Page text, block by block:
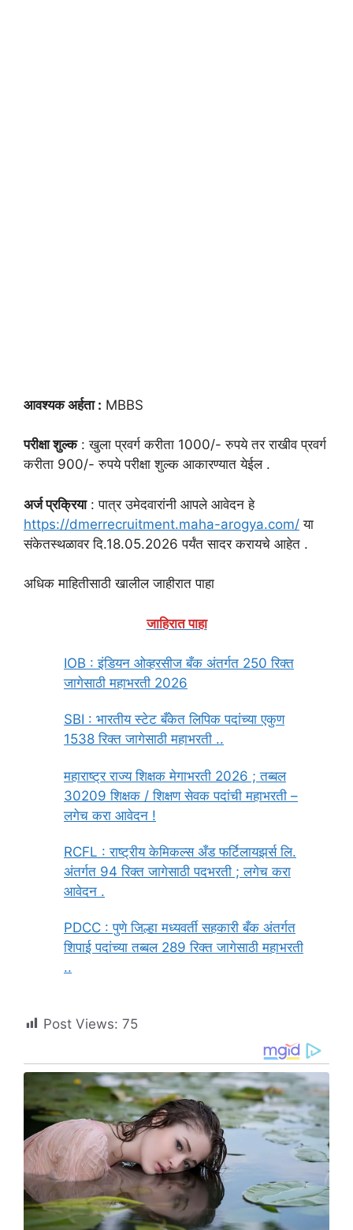
आवश्यक अर्हता : MBBS
परीक्षा शुल्क: खुला प्रवर्ग करीता 1000/- रुपये तर राखीव प्रवर्ग
करीता 900/- रुपये परीक्षा शुल्क आकारण्यात येईल .
अर्ज प्रक्रिया: पात्र उमेदवारांनी आपले आवेदन हे
https://dmerrecruitment.maha-arogya.com/ या
संकेतस्थळावर दि.18.05.2026 पर्यंत सादर करायचे आहेत .
अधिक माहितीसाठी खालील जाहीरात पाहा
जाहिरात पाहा
IOB : इंडियन ओव्हरसीज बँक अंतर्गत 250 रिक्त
जागेसाठी महाभरती 2026
SBI : भारतीय स्टेट बँकेत लिपिक पदांच्या एकुण
1538 रिक्त जागेसाठी महाभरती ..
महाराष्ट्र राज्य शिक्षक मेगाभरती 2026 ; तब्बल
30209 शिक्षक / शिक्षण सेवक पदांची महाभरती –
लगेच करा आवेदन !
RCFL : राष्ट्रीय केमिकल्स अँड फर्टिलायझर्स लि.
अंतर्गत 94 रिक्त जागेसाठी पदभरती ; लगेच करा
आवेदन .
PDCC : पुणे जिल्हा मध्यवर्ती सहकारी बँक अंतर्गत
शिपाई पदांच्या तब्बल 289 रिक्त जागेसाठी महाभरती
..
Post Views: 75